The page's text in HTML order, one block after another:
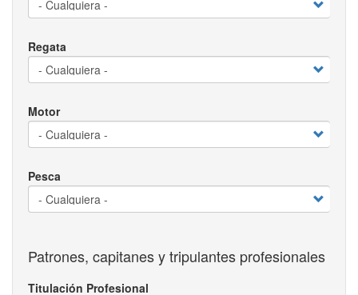
Regata
Motor
Pesca
Patrones, capitanes y tripulantes profesionales
Titulación Profesional